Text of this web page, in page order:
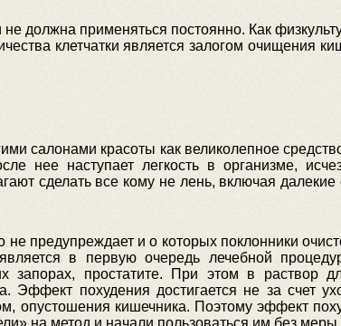
должна применяться постоянно. Как
клетчатки является залогом очищения
салонами красоты как великолепное
нее наступает легкость в организме,
сделать все кому не лень, включая
предупреждает и о которых поклонники
в первую очередь лечебной
запорах, простатите. При этом в раствор
Эффект похудения достигается не за счет
опустошения кишечника. Поэтому эффект
на метод и начали пользоваться им без меры.